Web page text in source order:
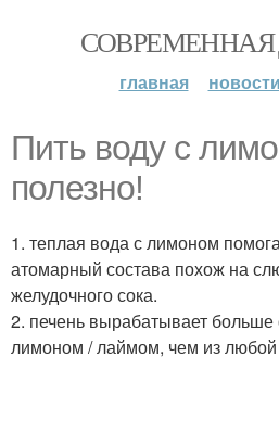
главная новости
Пить воду с
полезно!
1. теплая вода с лимоном
атомарный состава похож на
желудочного сока.
2. печень вырабатывает
лимоном / лаймом, чем из